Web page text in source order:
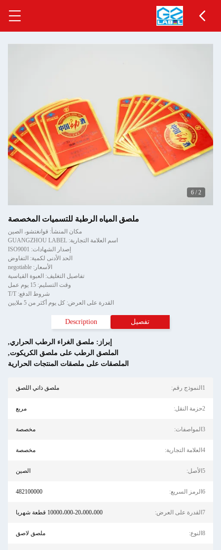
2
/
6
ملصق المياه الرطبة للتسميات المخصصة
مكان المنشأ: قوانغتشو، الصين
اسم العلامة التجارية: GUANGZHOU LABEL
إصدار الشهادات: ISO9001
الحد الأدنى لكمية: التفاوض
الأسعار: negotiable
تفاصيل التغليف: العبوة القياسية
وقت التسليم: 15 يوم عمل
شروط الدفع: T/T
القدرة على العرض: كل يوم أكثر من 5 ملايين
تفصيل Description
إبراز: ملصق الغراء الرطب الحراري,
الملصق الرطب على ملصق الكريكوت,
الملصقات على ملصقات المنتجات الحرارية
1النموذج رقم: ملصق ذاتي اللصق
2حزمة النقل: مربع
3المواصفات: مخصصة
4العلامة التجارية: مخصصة
5الأصل: الصين
6الرمز السريع: 482100000
7القدرة على العرض: 10000،000-20،000،000 قطعة شهريا
8النوع: ملصق لاصق